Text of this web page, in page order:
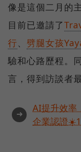
像是這個二月的
目前已邀請了
行
劈腿女孩
驗和心路歷程。
言，得到訪談者
➜
AI提升效率
企業認證